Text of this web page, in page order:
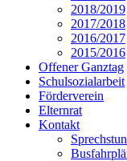
2018/2019
2017/2018
2016/2017
2015/2016
Offener Ganztag
Schulsozialarbeit
Förderverein
Elternrat
Kontakt